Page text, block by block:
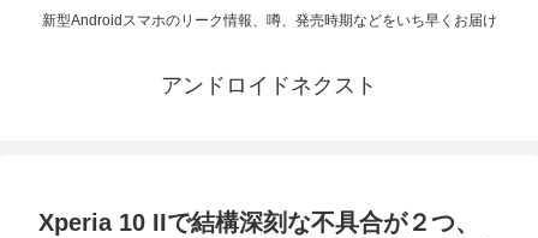
新型Androidスマホのリーク情報、噂、発売時期などをいち早くお届け
アンドロイドネクスト
Xperia 10 IIで結構深刻な不具合が２つ、